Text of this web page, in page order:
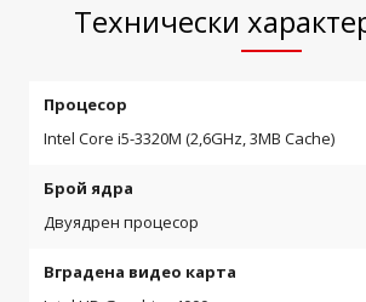
Технически
Процесор
Intel Core i5-3320M (2,6GHz, 3MB Cache)
Брой ядра
Двуядрен процесор
Вградена видео карта